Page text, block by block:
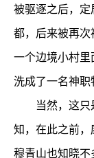
被驱逐之后，
都，后来被再
一个边境小村
洗成了一名神职
当然，这只
知，在此之前
穆青山也知晓不